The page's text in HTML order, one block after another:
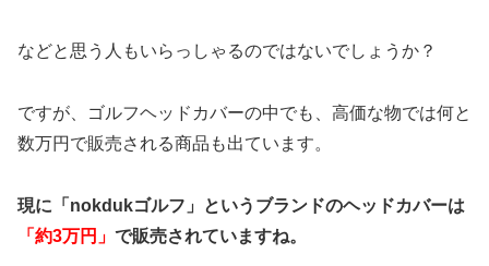
などと思う人もいらっしゃるのではないでしょうか？
ですが、ゴルフヘッドカバーの中でも、高価な物では何と
数万円で販売される商品も出ています。
現に「nokdukゴルフ」というブランドのヘッドカバーは
「約3万円」 で販売されていますね。